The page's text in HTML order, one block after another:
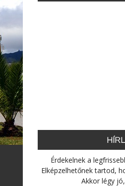
Érdekelnek a
Elképzelhetőnek tartod,
Akkor légy